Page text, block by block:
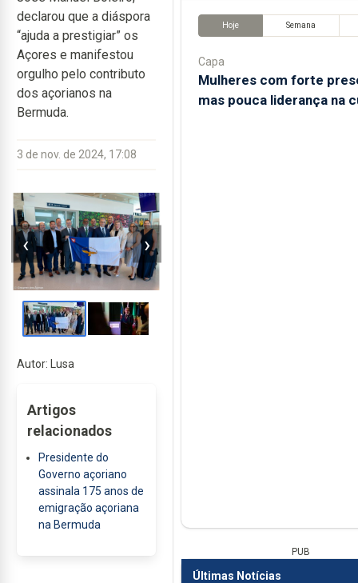
declarou que a diáspora
“ajuda a prestigiar” os
Açores e manifestou
orgulho pelo contributo
dos açorianos na
Bermuda.
3 de nov. de 2024, 17:08
‹ ›
Autor: Lusa
Artigos
relacionados
Presidente do
Governo açoriano
assinala 175 anos de
emigração açoriana
na Bermuda
Hoje Semana
Capa
Mulheres com forte
mas pouca liderança na
PUB
Últimas Notícias